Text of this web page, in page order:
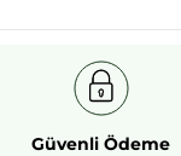
Güvenli Ödeme